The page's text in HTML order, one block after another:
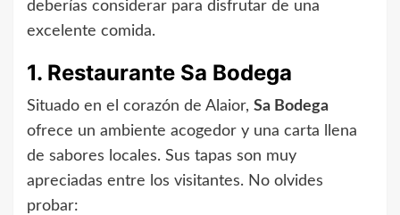
deberías considerar para disfrutar de una
excelente comida.
1. Restaurante Sa Bodega
Situado en el corazón de Alaior, Sa Bodega
ofrece un ambiente acogedor y una carta llena
de sabores locales. Sus tapas son muy
apreciadas entre los visitantes. No olvides
probar: